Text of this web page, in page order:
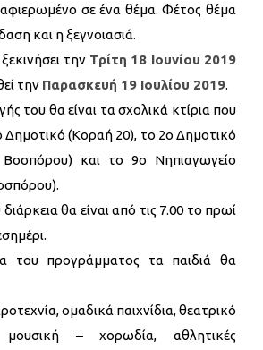
αφιερωμένο σε ένα θέμα. Φέτος θέμα
και η ξεγνοιασιά.
τηνΤρίτη 18 Ιουνίου 2019
την Παρασκευή 19 Ιουλίου 2019.
του θα είναι τα σχολικά κτίρια που
Δημοτικό (Κοραή 20), το 2ο Δημοτικό
και το 9ο Νηπιαγωγείο
θα είναι από τις 7.00 το πρωί
του προγράμματος τα παιδιά θα
ομαδικά παιχνίδια, θεατρικό
μουσική – χορωδία, αθλητικές